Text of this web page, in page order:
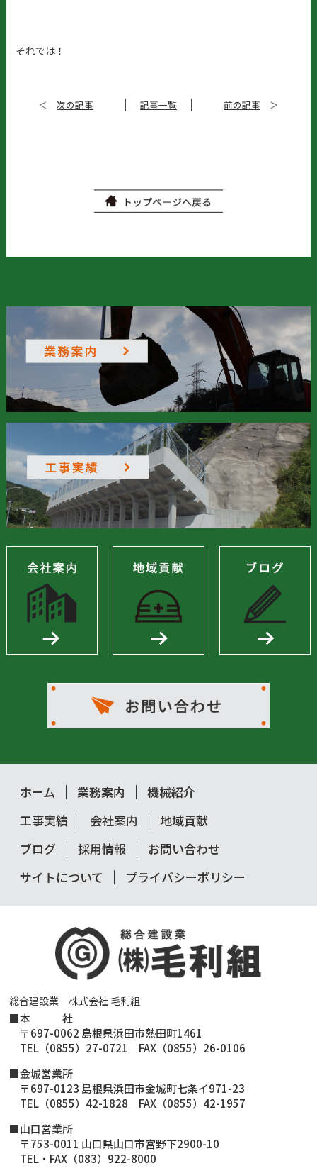
それでは！
＜ 次の記事 記事一覧 前の記事 ＞
総合建設業 株式会社 毛利組
■本 社
〒697-0062 島根県浜田市熱田町1461
TEL（0855）27-0721 FAX（0855）26-0106
■金城営業所
〒697-0123 島根県浜田市金城町七条イ971-23
TEL（0855）42-1828 FAX（0855）42-1957
■山口営業所
〒753-0011 山口県山口市宮野下2900-10
TEL・FAX（083）922-8000
ホーム 業務案内
機械紹介
工事実績
会社案内
地域貢献
ブログ
採用情報
お問い合わせ
サイトについて
プライバシーポリシー